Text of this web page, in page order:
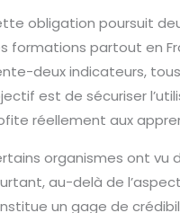
obligation poursuit
formations partout en
deux indicateurs,
est de sécuriser
réellement aux
organismes ont vu
au-delà de
un gage de